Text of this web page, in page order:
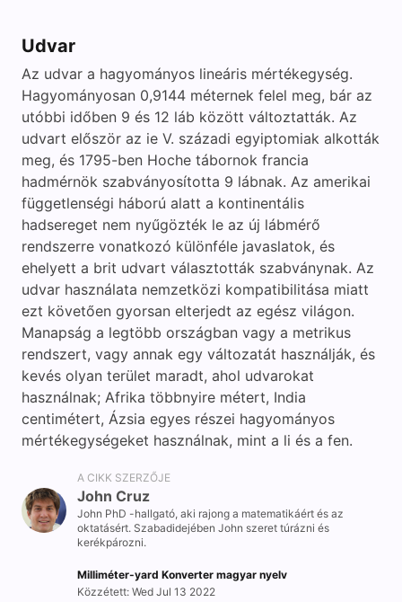
Udvar
Az udvar a hagyományos lineáris mértékegység.
Hagyományosan 0,9144 méternek felel meg, bár az
utóbbi időben 9 és 12 láb között változtatták. Az
udvart először az ie V. századi egyiptomiak alkották
meg, és 1795-ben Hoche tábornok francia
hadmérnök szabványosította 9 lábnak. Az amerikai
függetlenségi háború alatt a kontinentális
hadsereget nem nyűgözték le az új lábmérő
rendszerre vonatkozó különféle javaslatok, és
ehelyett a brit udvart választották szabványnak. Az
udvar használata nemzetközi kompatibilitása miatt
ezt követően gyorsan elterjedt az egész világon.
Manapság a legtöbb országban vagy a metrikus
rendszert, vagy annak egy változatát használják, és
kevés olyan terület maradt, ahol udvarokat
használnak; Afrika többnyire métert, India
centimétert, Ázsia egyes részei hagyományos
mértékegységeket használnak, mint a li és a fen.
A CIKK SZERZŐJE
John Cruz
John PhD -hallgató, aki rajong a matematikáért és az
oktatásért. Szabadidejében John szeret túrázni és
kerékpározni.
Milliméter-yard Konverter magyar nyelv
Közzétett: Wed Jul 13 2022